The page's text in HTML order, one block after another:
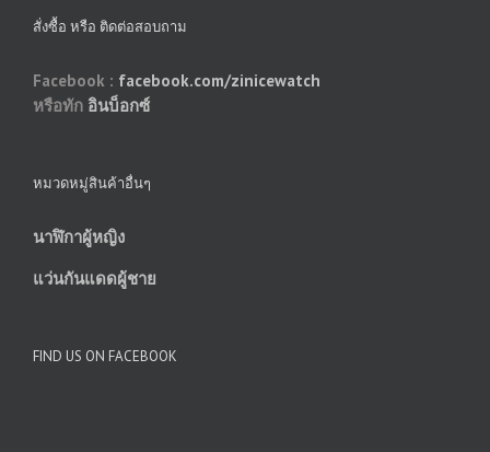
สั่งซื้อ หรือ ติดต่อสอบถาม
Facebook : facebook.com/zinicewatch
หรือทัก อินบ็อกซ์
หมวดหมู่สินค้าอื่นๆ
นาฬิกาผู้หญิง
แว่นกันแดดผู้ชาย
FIND US ON FACEBOOK